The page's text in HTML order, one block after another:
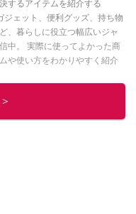
するアイテムを紹介する
ェット、便利グッズ、持ち物
、暮らしに役立つ幅広いジャ
中。 実際に使ってよかった商
や使い方をわかりやすく紹介
シストの他の記事を読む